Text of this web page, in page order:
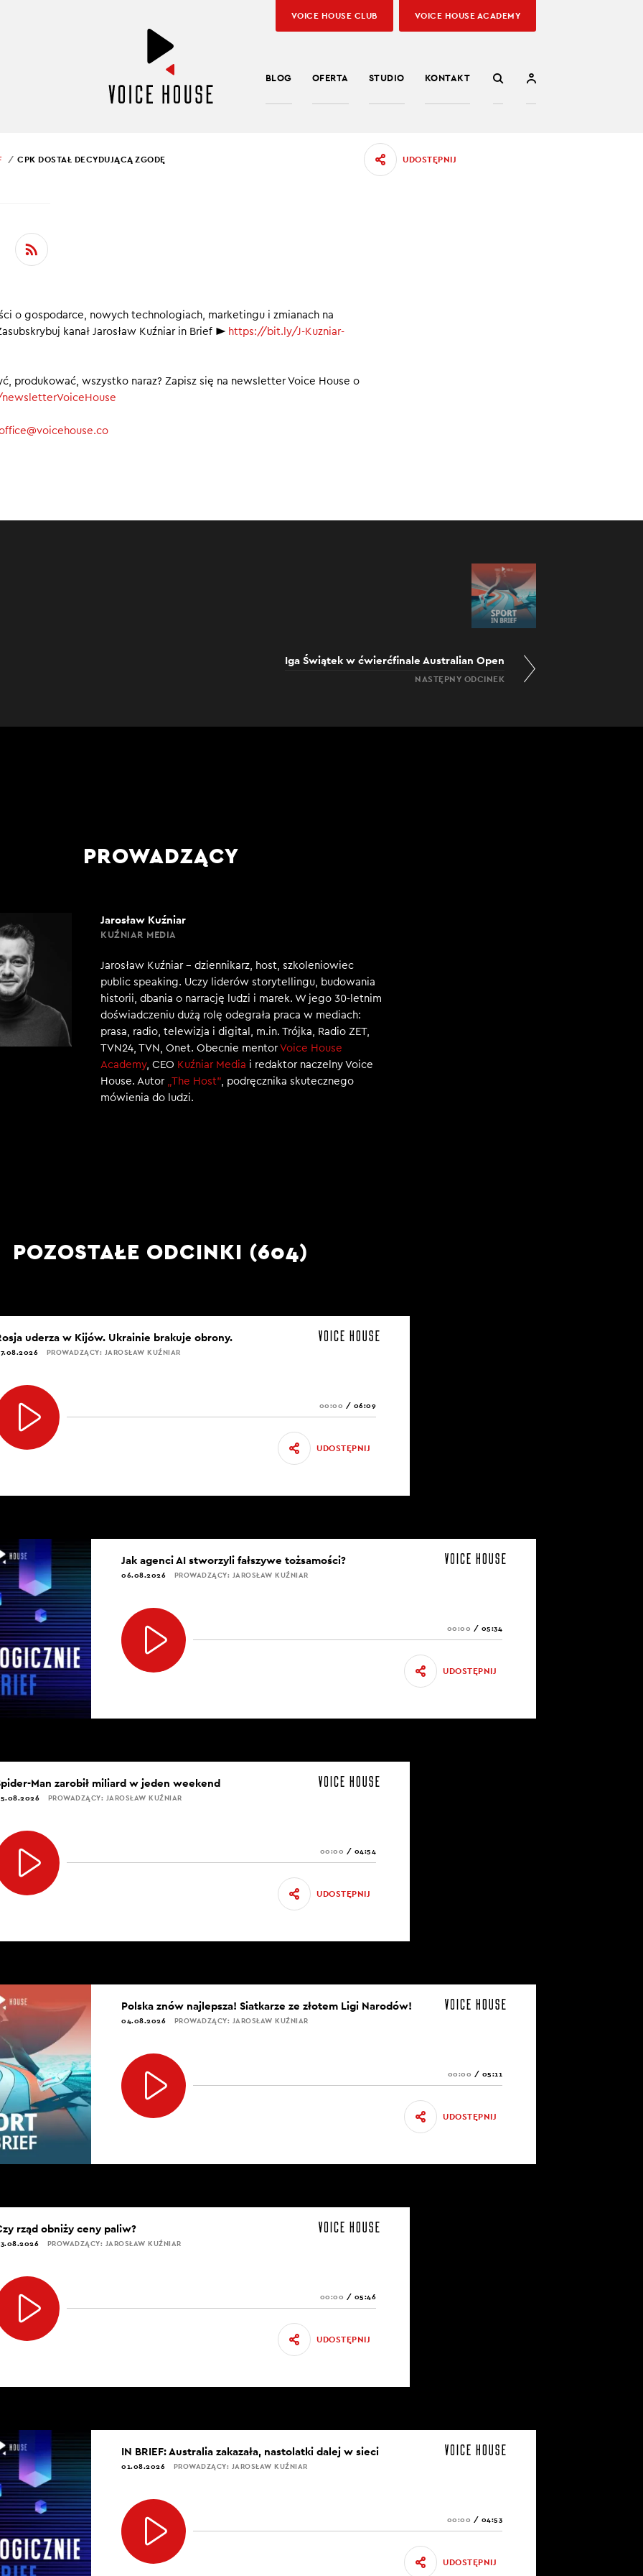
BLOG OFERTA STUDIO KONTAKT
VOICE HOUSE CLUB VOICE HOUSE ACADEMY
DECYDUJĄCĄ
związana z inflacją w Polsce
00:00 / 05:50
CPK DOSTAŁ DECYDUJĄCĄ ZGODĘ UDOSTĘPNIJ
o gospodarce, nowych technologiach, marketingu i zmianach na
kanał Jarosław Kuźniar in Brief ► https://bit.ly/J-Kuzniar-
produkować, wszystko naraz? Zapisz się na newsletter Voice House o
Iga Świątek w ćwierćfinale Australian Open
NASTĘPNY ODCINEK
PROWADZĄCY
Jarosław Kuźniar
KUŹNIAR MEDIA
Jarosław Kuźniar – dziennikarz, host, szkoleniowiec
public speaking. Uczy liderów storytellingu, budowania
historii, dbania o narrację ludzi i marek. W jego 30-letnim
doświadczeniu dużą rolę odegrała praca w mediach:
prasa, radio, telewizja i digital, m.in. Trójka, Radio ZET,
TVN24, TVN, Onet. Obecnie mentorVoice House
Academy, CEO Kuźniar Media i redaktor naczelny Voice
House. Autor „The Host”, podręcznika skutecznego
mówienia do ludzi.
POZOSTAŁE ODCINKI (604)
uderza w Kijów. Ukrainie brakuje obrony.
PROWADZĄCY: JAROSŁAW KUŹNIAR
00:00 / 06:09
UDOSTĘPNIJ
Jak agenci AI stworzyli fałszywe tożsamości?
06.08.2026 PROWADZĄCY: JAROSŁAW KUŹNIAR
00:00 / 05:34
UDOSTĘPNIJ
Man zarobił miliard w jeden weekend
PROWADZĄCY: JAROSŁAW KUŹNIAR
00:00 / 04:54
UDOSTĘPNIJ
Polska znów najlepsza! Siatkarze ze złotem Ligi Narodów!
04.08.2026 PROWADZĄCY: JAROSŁAW KUŹNIAR
00:00 / 05:11
UDOSTĘPNIJ
rząd obniży ceny paliw?
PROWADZĄCY: JAROSŁAW KUŹNIAR
00:00 / 05:46
UDOSTĘPNIJ
IN BRIEF: Australia zakazała, nastolatki dalej w sieci
01.08.2026 PROWADZĄCY: JAROSŁAW KUŹNIAR
00:00 / 04:53
UDOSTĘPNIJ